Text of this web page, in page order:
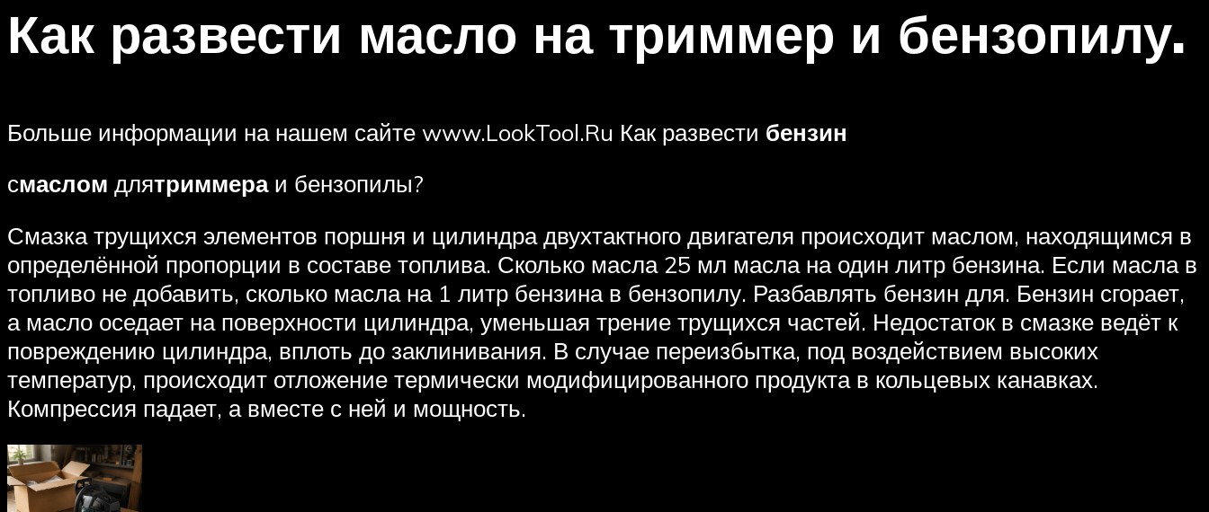
Как развести масло на триммер и бензопилу.
Больше информации на нашем сайте www.LookTool.Ru Как развести бензин
смаслом длятриммераи бензопилы?
Смазка трущихся элементов поршня и цилиндра двухтактного двигателя происходит маслом, находящимся в
определённой пропорции в составе топлива. Сколько масла 25 мл масла на один литр бензина. Если масла в
топливо не добавить, сколько масла на 1 литр бензина в бензопилу. Разбавлять бензин для. Бензин сгорает,
а масло оседает на поверхности цилиндра, уменьшая трение трущихся частей. Недостаток в смазке ведёт к
повреждению цилиндра, вплоть до заклинивания. В случае переизбытка, под воздействием высоких
температур, происходит отложение термически модифицированного продукта в кольцевых канавках.
Компрессия падает, а вместе с ней и мощность.